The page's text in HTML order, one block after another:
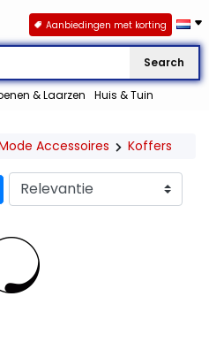
Search
& Laarzen Huis & Tuin
Aanbiedingen met korting
Accessoires Koffers